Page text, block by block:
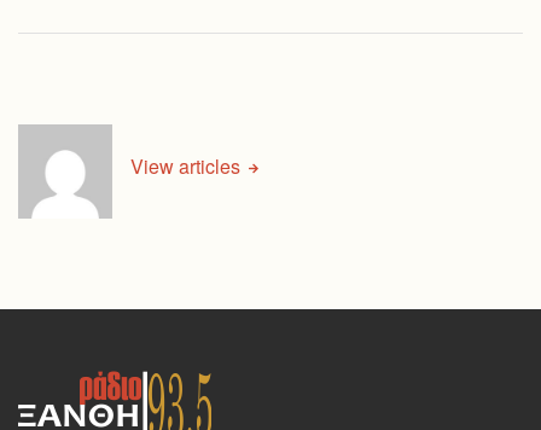
View articles